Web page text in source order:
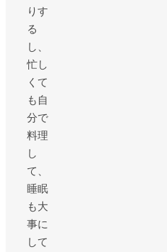
りす
る
し、
忙し
くて
も自
分で
料理
し
て、
睡眠
も大
事に
して